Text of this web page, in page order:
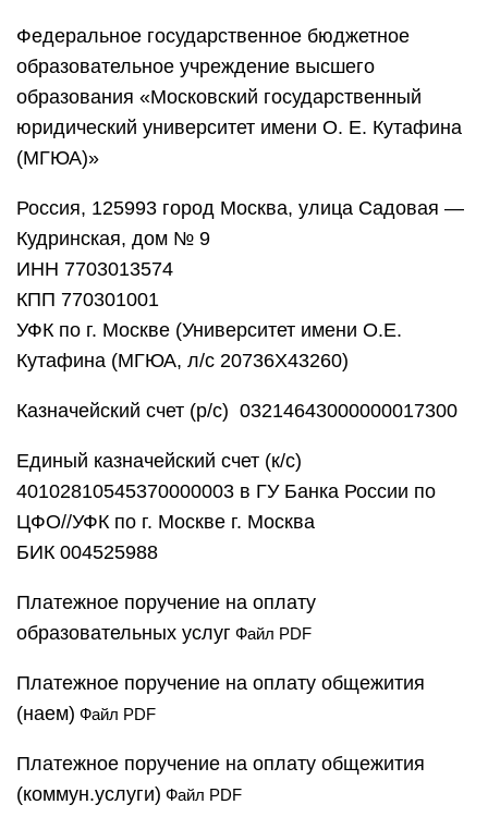
Федеральное государственное бюджетное
образовательное учреждение высшего
образования «Московский государственный
юридический университет имени О. Е. Кутафина
(МГЮА)»
Россия, 125993 город Москва, улица Садовая —
Кудринская, дом № 9
ИНН 7703013574
КПП 770301001
УФК по г. Москве (Университет имени О.Е.
Кутафина (МГЮА, л/с 20736Х43260)
Казначейский счет (р/с) 03214643000000017300
Единый казначейский счет (к/с)
40102810545370000003 в ГУ Банка России по
ЦФО//УФК по г. Москве г. Москва
БИК 004525988
Платежное поручение на оплату
образовательных услуг Файл PDF
Платежное поручение на оплату общежития
(наем) Файл PDF
Платежное поручение на оплату общежития
(коммун.услуги) Файл PDF